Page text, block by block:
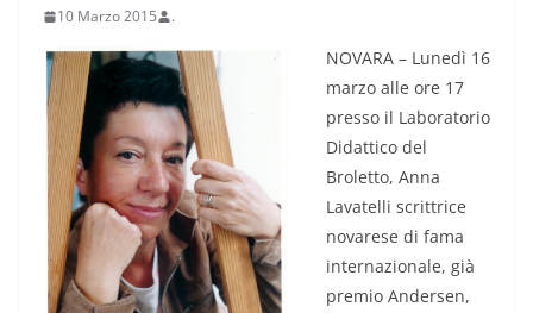
10 Marzo 2015 .
NOVARA – Lunedì 16
marzo alle ore 17
presso il Laboratorio
Didattico del
Broletto, Anna
Lavatelli scrittrice
novarese di fama
internazionale, già
premio Andersen,